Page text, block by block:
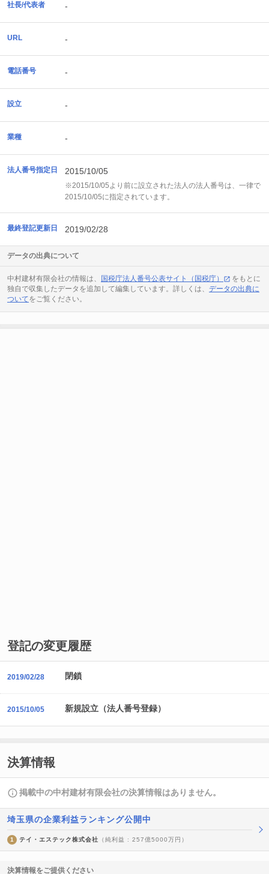
社長/代表者 -
URL -
電話番号 -
設立 -
業種 -
法人番号指定日 2015/10/05
※2015/10/05より前に設立された法人の法人番号は、一律で
2015/10/05に指定されています。
最終登記更新日 2019/02/28
データの出典について
中村建材有限会社の情報は、 国税庁法人番号公表サイト（国税庁）
をもとに
独自で収集したデータを追加して編集しています。詳しくは、 データの出典に
ついてをご覧ください。
登記の変更履歴
2019/02/28 閉鎖
2015/10/05 新規設立（法人番号登録）
決算情報
掲載中の中村建材有限会社の決算情報はありません。
埼玉県の企業利益ランキング公開中
1 テイ・エステック株式会社 （純利益 : 257億5000万円）
決算情報をご提供ください